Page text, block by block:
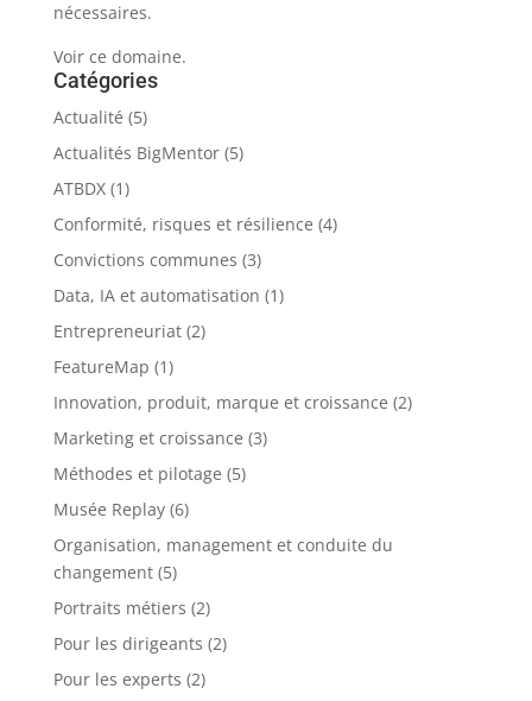
nécessaires.
Voir ce domaine.
Catégories
Actualité (5)
Actualités BigMentor(5)
ATBDX(1)
Conformité, risques et résilience (4)
Convictions communes (3)
Data, IA et automatisation (1)
Entrepreneuriat(2)
FeatureMap (1)
Innovation, produit, marque et croissance (2)
Marketing et croissance (3)
Méthodes et pilotage (5)
Musée Replay(6)
Organisation, management et conduite du
changement(5)
Portraits métiers (2)
Pour les dirigeants (2)
Pour les experts (2)